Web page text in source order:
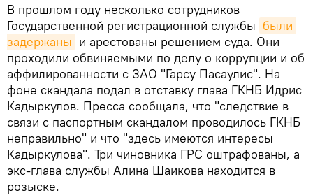
В прошлом году несколько сотрудников
Государственной регистрационной службы были
задержаны и арестованы решением суда. Они
проходили обвиняемыми по делу о коррупции и об
аффилированности с ЗАО "Гарсу Пасаулис". На
фоне скандала подал в отставку глава ГКНБ Идрис
Кадыркулов. Пресса сообщала, что "следствие в
связи с паспортным скандалом проводилось ГКНБ
неправильно" и что "здесь имеются интересы
Кадыркулова". Три чиновника ГРС оштрафованы, а
экс-глава службы Алина Шаикова находится в
розыске.